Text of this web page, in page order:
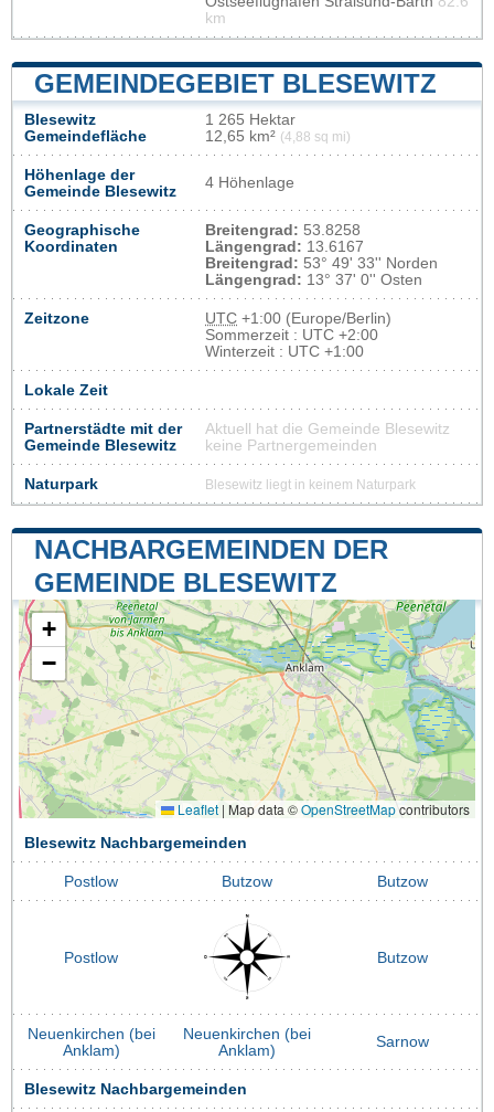
km
GEMEINDEGEBIET BLESEWITZ
Blesewitz
Gemeindefläche
1 265 Hektar
12,65 km² (4,88 sq mi)
Höhenlage der
Gemeinde Blesewitz
4 Höhenlage
Geographische
Koordinaten
Breitengrad: 53.8258
Längengrad: 13.6167
Breitengrad: 53° 49' 33'' Norden
Längengrad: 13° 37' 0'' Osten
Zeitzone UTC +1:00 (Europe/Berlin)
Sommerzeit : UTC +2:00
Winterzeit : UTC +1:00
Lokale Zeit
Partnerstädte mit der
Gemeinde Blesewitz
Aktuell hat die Gemeinde Blesewitz
keine Partnergemeinden
Naturpark Blesewitz liegt in keinem Naturpark
NACHBARGEMEINDEN DER
GEMEINDE BLESEWITZ
+
−
Leaflet | Map data ©OpenStreetMapcontributors
Blesewitz Nachbargemeinden
Postlow Butzow Butzow
Postlow Butzow
Neuenkirchen (bei
Anklam)
Neuenkirchen (bei
Anklam)
Sarnow
Blesewitz Nachbargemeinden